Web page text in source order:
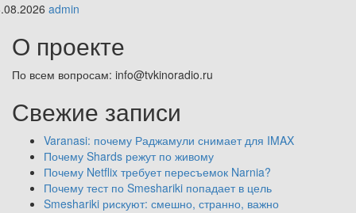
admin
О проекте
По всем вопросам: info@tvkinoradio.ru
Свежие записи
Varanasi: почему Раджамули снимает для IMAX
Почему Shards режут по живому
Почему Netflix требует пересъемок Narnia?
Почему тест по Smeshariki попадает в цель
Smeshariki рискуют: смешно, странно, важно